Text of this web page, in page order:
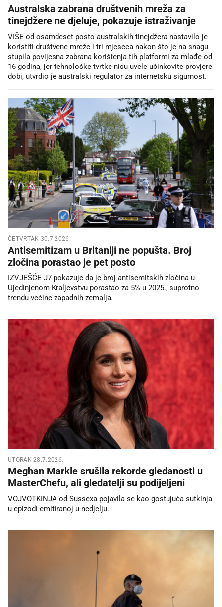
Australska zabrana društvenih mreža za
tinejdžere ne djeluje, pokazuje istraživanje
VIŠE od osamdeset posto australskih tinejdžera nastavilo je
koristiti društvene mreže i tri mjeseca nakon što je na snagu
stupila povijesna zabrana korištenja tih platformi za mlađe od
16 godina, jer tehnološke tvrtke nisu uvele učinkovite provjere
dobi, utvrdio je australski regulator za internetsku sigurnost.
ČETVRTAK 30.7.2026.
Antisemitizam u Britaniji ne popušta. Broj
zločina porastao je pet posto
IZVJEŠĆE J7 pokazuje da je broj antisemitskih zločina u
Ujedinjenom Kraljevstvu porastao za 5% u 2025., suprotno
trendu većine zapadnih zemalja.
UTORAK 28.7.2026.
Meghan Markle srušila rekorde gledanosti u
MasterChefu, ali gledatelji su podijeljeni
VOJVOTKINJA od Sussexa pojavila se kao gostujuća sutkinja
u epizodi emitiranoj u nedjelju.